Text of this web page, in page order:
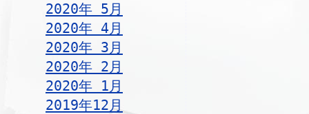
2020年 5月
2020年 4月
2020年 3月
2020年 2月
2020年 1月
2019年12月